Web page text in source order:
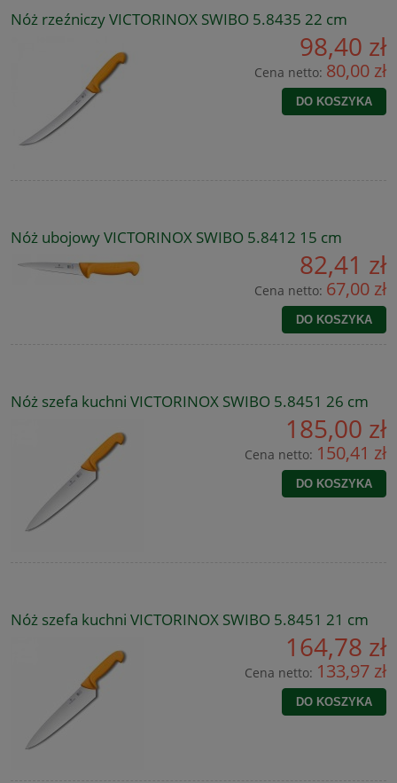
Nóż rzeźniczy VICTORINOX SWIBO 5.8435 22 cm
98,40 zł
Cena netto: 80,00 zł
DO KOSZYKA
Nóż ubojowy VICTORINOX SWIBO 5.8412 15 cm
82,41 zł
Cena netto: 67,00 zł
DO KOSZYKA
Nóż szefa kuchni VICTORINOX SWIBO 5.8451 26 cm
185,00 zł
Cena netto: 150,41 zł
DO KOSZYKA
Nóż szefa kuchni VICTORINOX SWIBO 5.8451 21 cm
164,78 zł
Cena netto: 133,97 zł
DO KOSZYKA